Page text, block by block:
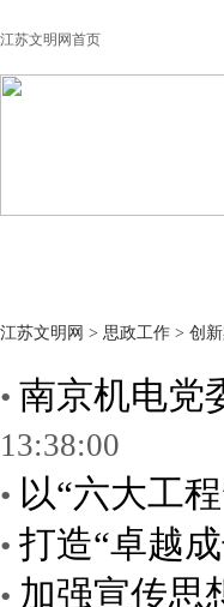
江苏文明网首页
江苏文明网 > 思政工作 > 创
• 南京机电党
13:38:00
• 以“六大工
• 打造“卓越
• 加强宣传思